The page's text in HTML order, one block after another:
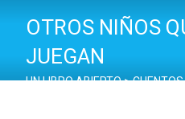
OTROS NIÑOS
JUEGAN
UN LIBRO ABIERTO>